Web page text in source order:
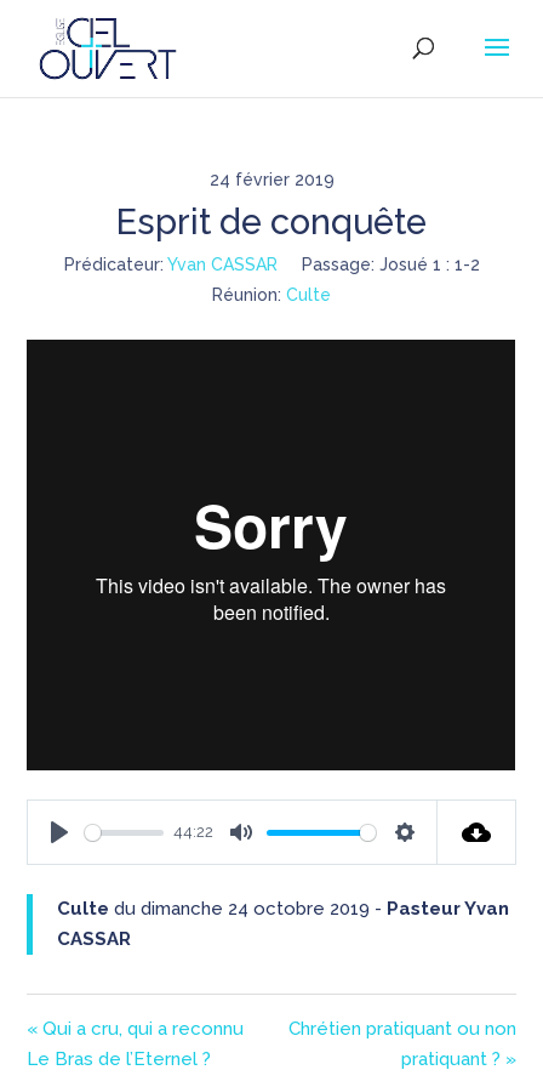
24 février 2019
Esprit de conquête
Prédicateur: Yvan CASSAR Passage: Josué 1 : 1-2
Réunion: Culte
44:22
Cultedu dimanche 24 octobre 2019 - Pasteur Yvan
CASSAR
« Qui a cru, qui a reconnu
Le Bras de l’Eternel ?
Chrétien pratiquant ou non
pratiquant ? »